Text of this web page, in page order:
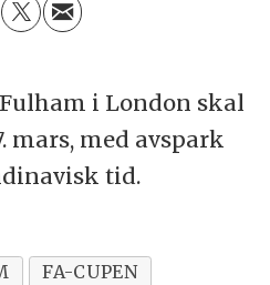
i London skal
mars, med avspark
tid.
FA-CUPEN